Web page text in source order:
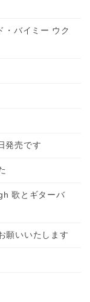
・バイミー ウク
発売です
歌とギターバ
願いいたします